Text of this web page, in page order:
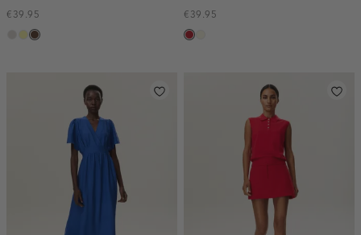
€39.95
taupe,
lichtgeel
donkerbruin
€39.95
donkerrood